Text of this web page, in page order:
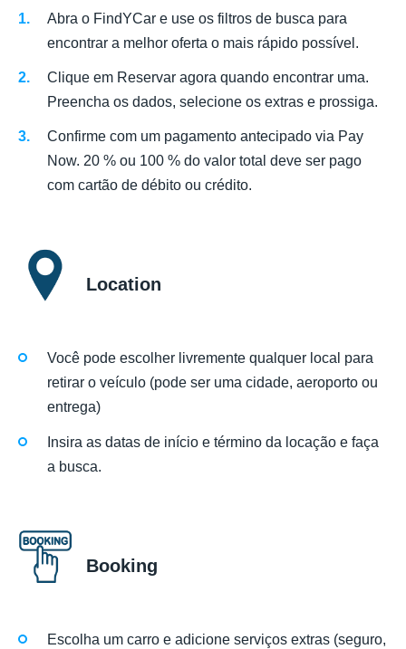
Abra o FindYCar e use os filtros de busca para
encontrar a melhor oferta o mais rápido possível.
Clique em Reservar agora quando encontrar uma.
Preencha os dados, selecione os extras e prossiga.
Confirme com um pagamento antecipado via Pay
Now. 20 % ou 100 % do valor total deve ser pago
com cartão de débito ou crédito.
Location
Você pode escolher livremente qualquer local para
retirar o veículo (pode ser uma cidade, aeroporto ou
entrega)
Insira as datas de início e término da locação e faça
a busca.
Booking
Escolha um carro e adicione serviços extras (seguro,